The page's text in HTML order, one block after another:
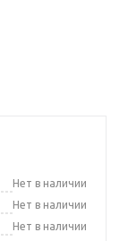
Нет в наличии
Нет в наличии
Нет в наличии